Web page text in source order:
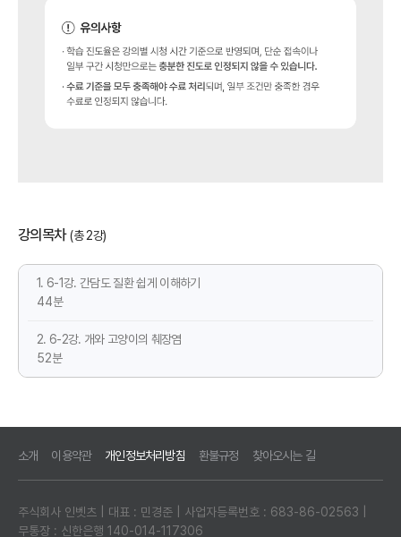
강의목차 (총 2강)
1. 6-1강. 간담도 질환 쉽게 이해하기
44분
2. 6-2강. 개와 고양이의 췌장염
52분
소개 이용약관 개인정보처리방침 환불규정 찾아오시는 길
주식회사 인벳츠 | 대표 : 민경준 | 사업자등록번호 : 683-86-02563 |
무통장 : 신한은행 140-014-117306